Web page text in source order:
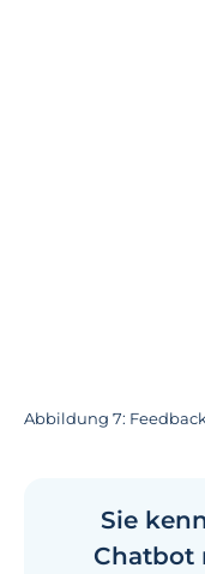
Abbildung 7:
Sie
Chatbot